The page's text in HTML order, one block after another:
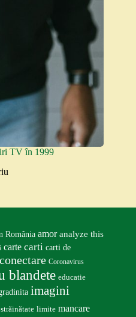
TV în 1999
România amor analyze this
carte carti carti de
conectare Coronavirus
blandete educatie
imagini
limite mancare